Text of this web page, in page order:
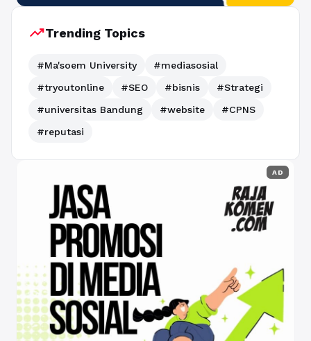
trending_upTrending Topics
#Ma'soem University
#mediasosial
#tryoutonline
#SEO #bisnis
#Strategi
#universitas Bandung
#website
#CPNS
#reputasi
AD